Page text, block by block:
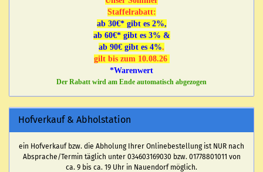
Staffelrabatt:
ab 30€* gibt es 2%,
ab 60€* gibt es 3% &
ab 90€ gibt es 4%.
gilt bis zum 10.08.26
*Warenwert
Der Rabatt wird am Ende automatisch abgezogen
Hofverkauf & Abholstation
ein Hofverkauf bzw. die Abholung Ihrer Onlinebestellung ist NUR nach
Absprache/Termin täglich unter 034603169030 bzw. 01778801011 von
ca. 9 bis ca. 19 Uhr in Nauendorf möglich.